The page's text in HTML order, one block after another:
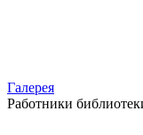
Галерея
Работники